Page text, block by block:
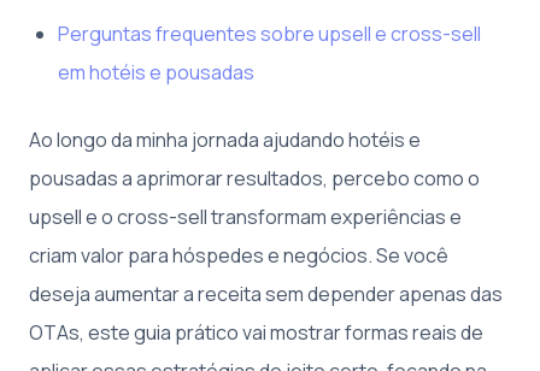
Perguntas frequentes sobre upsell e cross-sell
em hotéis e pousadas
Ao longo da minha jornada ajudando hotéis e
pousadas a aprimorar resultados, percebo como o
upsell e o cross-sell transformam experiências e
criam valor para hóspedes e negócios. Se você
deseja aumentar a receita sem depender apenas das
OTAs, este guia prático vai mostrar formas reais de